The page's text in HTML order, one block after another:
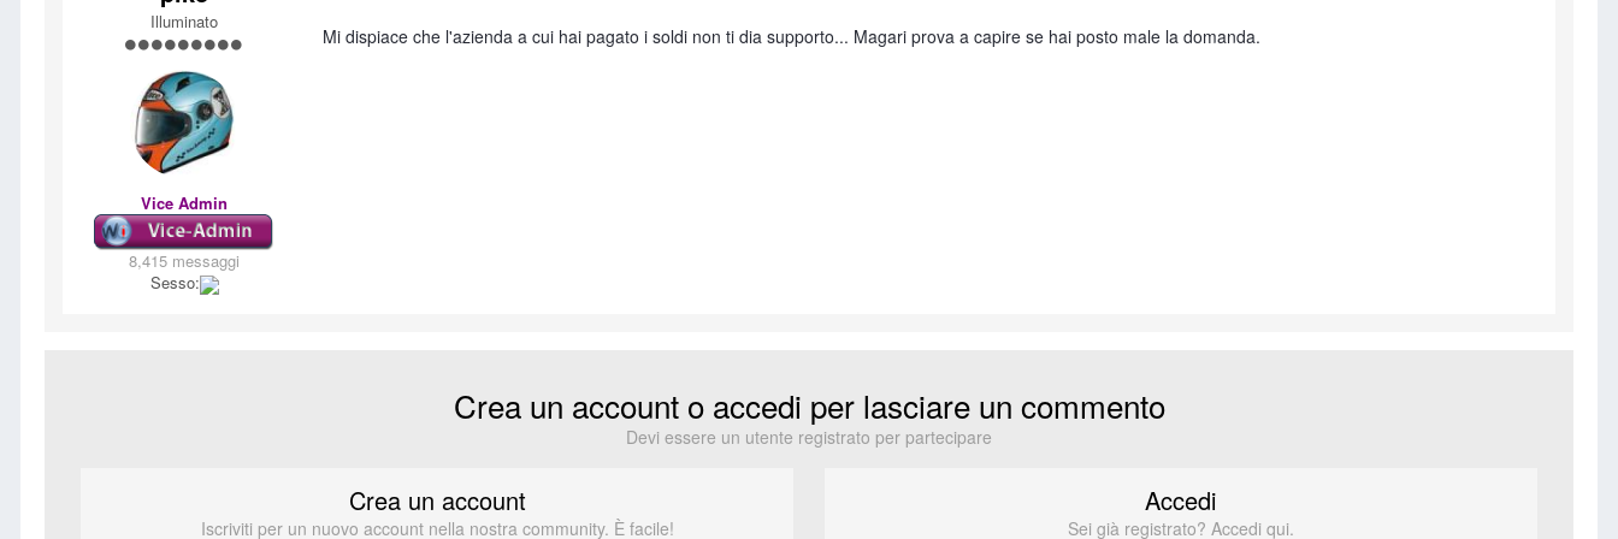
Illuminato
Vice Admin
8,415 messaggi
Sesso:
Mi dispiace che l'azienda a cui hai pagato i soldi non ti dia supporto... Magari prova a capire se hai posto male la domanda.
Crea un account o accedi per lasciare un commento
Devi essere un utente registrato per partecipare
Crea un account
Iscriviti per un nuovo account nella nostra community. È facile!
Accedi
Sei già registrato? Accedi qui.